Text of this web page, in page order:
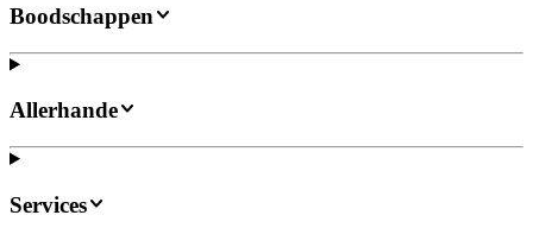
Boodschappen
Allerhande
Services